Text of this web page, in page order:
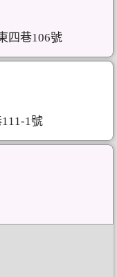
四巷106號
1號